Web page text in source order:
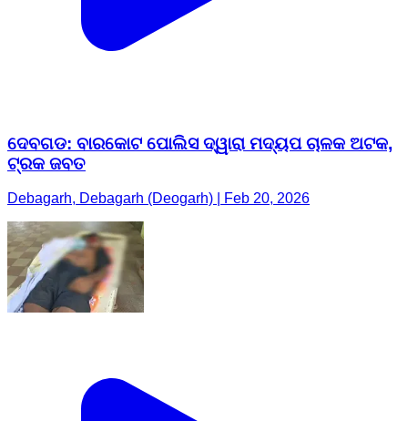
ଦେବଗଡ: ବାରକୋଟ ପୋଲିସ ଦ୍ୱାରା ମଦ୍ୟପ ଚାଳକ ଅଟକ,
ଟ୍ରକ ଜବତ
Debagarh, Debagarh (Deogarh) | Feb 20, 2026